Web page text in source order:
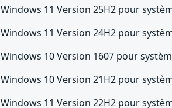
Windows 11 Version 25H2 pour
Windows 11 Version 24H2 pour
Windows 10 Version 1607 pour
Windows 10 Version 21H2 pour
Windows 11 Version 22H2 pour